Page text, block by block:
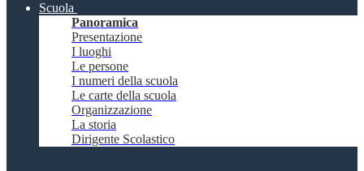
Scuola
Panoramica
Presentazione
I luoghi
Le persone
I numeri della scuola
Le carte della scuola
Organizzazione
La storia
Dirigente Scolastico